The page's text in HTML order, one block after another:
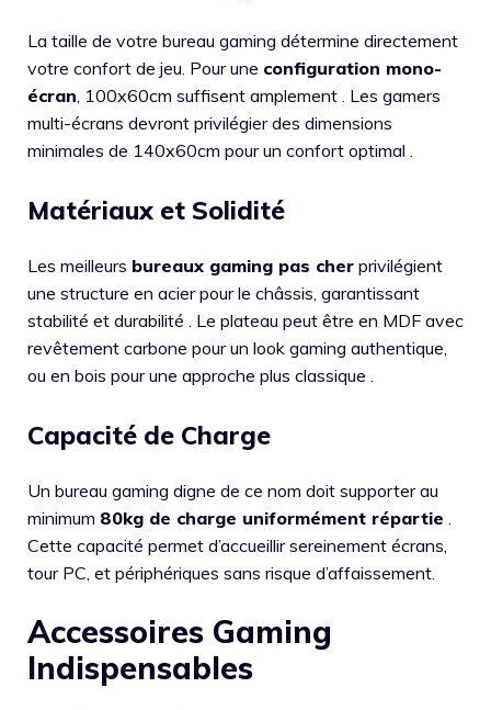
La taille de votre bureau gaming détermine directement
votre confort de jeu. Pour une configuration mono-
écran, 100x60cm suffisent amplement . Les gamers
multi-écrans devront privilégier des dimensions
minimales de 140x60cm pour un confort optimal .
Matériaux et Solidité
Les meilleurs bureaux gaming pas cher privilégient
une structure en acier pour le châssis, garantissant
stabilité et durabilité . Le plateau peut être en MDF avec
revêtement carbone pour un look gaming authentique,
ou en bois pour une approche plus classique .
Capacité de Charge
Un bureau gaming digne de ce nom doit supporter au
minimum 80kg de charge uniformément répartie .
Cette capacité permet d’accueillir sereinement écrans,
tour PC, et périphériques sans risque d’affaissement.
Accessoires Gaming
Indispensables